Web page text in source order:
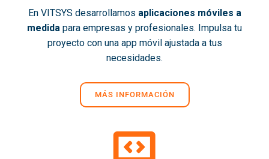
En VITSYS desarrollamos aplicaciones móviles a
medida para empresas y profesionales. Impulsa tu
proyecto con una app móvil ajustada a tus
necesidades.
MÁS INFORMACIÓN